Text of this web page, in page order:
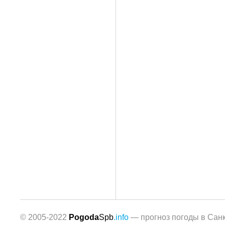
© 2005-2022 PogodaSpb.info — прогноз погоды в